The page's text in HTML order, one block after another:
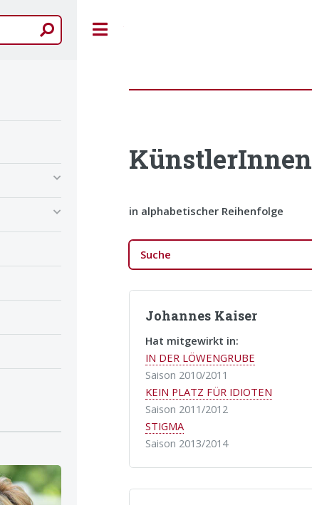
KünstlerInnen
in alphabetischer Reihenfolge
Johannes Kaiser
Hat mitgewirkt in:
IN DER LÖWENGRUBE
Saison 2010/2011
KEIN PLATZ FÜR IDIOTEN
Saison 2011/2012
STIGMA
Saison 2013/2014
Toggle